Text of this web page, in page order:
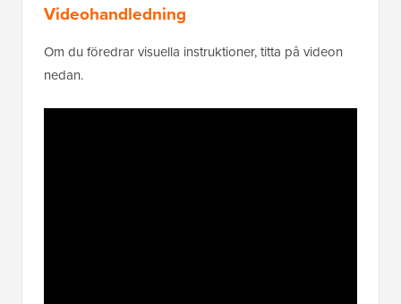
Videohandledning
Om du föredrar visuella instruktioner, titta på videon
nedan.